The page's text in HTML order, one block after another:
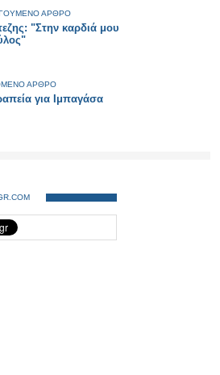
ΑΡΘΡΟ
"Στην καρδιά μου
ΑΡΘΡΟ
για Ιμπαγάσα